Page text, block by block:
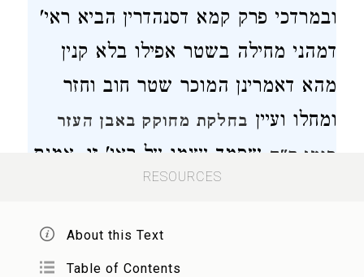
ובמרדכי פרק קמא דסנהדרין הביא ראי'
דמהני מחילה בשטר אפילו בלא קנין
מהא דאמרינן המוכר שטר חוב וחזר
ומחלו ועיין בחלקת מחוקק באבן העזר
סימן ק"ה שסמך עצמו על ראי' זו. אמנם
נראה לשטת ר"ת בטעמא דמוכר שטר
חוב יכול למחול והוא משום דשני
שעבודי' יש למלוה שעבוד הגוף ושעבוד
RESOURCES
About this Text
Table of Contents